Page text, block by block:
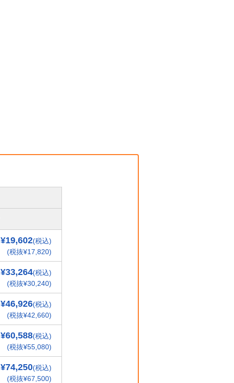
¥19,602(税込)
(税抜¥17,820)
¥33,264(税込)
(税抜¥30,240)
¥46,926(税込)
(税抜¥42,660)
¥60,588(税込)
(税抜¥55,080)
¥74,250(税込)
(税抜¥67,500)